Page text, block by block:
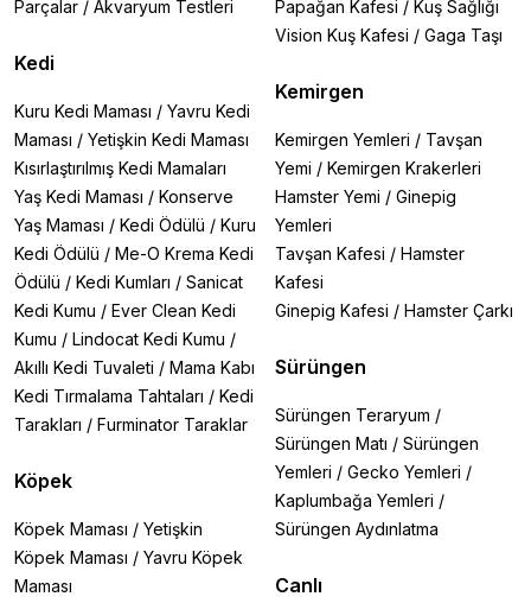
Parçalar / Akvaryum Testleri
Kedi
Kuru Kedi Maması / Yavru Kedi
Maması / Yetişkin Kedi Maması
Kısırlaştırılmış Kedi Mamaları
Yaş Kedi Maması / Konserve
Yaş Maması / Kedi Ödülü / Kuru
Kedi Ödülü / Me-O Krema Kedi
Ödülü / Kedi Kumları / Sanicat
Kedi Kumu / Ever Clean Kedi
Kumu / Lindocat Kedi Kumu /
Akıllı Kedi Tuvaleti / Mama Kabı
Kedi Tırmalama Tahtaları / Kedi
Tarakları / Furminator Taraklar
Köpek
Köpek Maması / Yetişkin
Köpek Maması / Yavru Köpek
Maması
Papağan Kafesi / Kuş Sağlığı
Vision Kuş Kafesi / Gaga Taşı
Kemirgen
Kemirgen Yemleri / Tavşan
Yemi / Kemirgen Krakerleri
Hamster Yemi / Ginepig
Yemleri
Tavşan Kafesi / Hamster
Kafesi
Ginepig Kafesi / Hamster Çarkı
Sürüngen
Sürüngen Teraryum /
Sürüngen Matı / Sürüngen
Yemleri / Gecko Yemleri /
Kaplumbağa Yemleri /
Sürüngen Aydınlatma
Canlı